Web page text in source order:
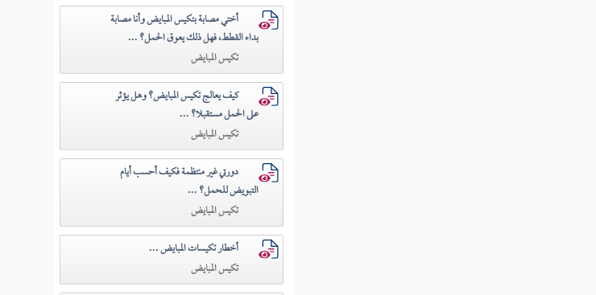
أختي مصابة بتكيس المبايض وأنا مصابة
بداء القطط، فهل ذلك يعوق الحمل؟ ...
تكيس المبايض
كيف يعالج تكيس المبايض؟ وهل يؤثر
على الحمل مستقبلا؟ ...
تكيس المبايض
دورتي غير منتظمة فكيف أحسب أيام
التبويض للحمل؟ ...
تكيس المبايض
أخطار تكيسات المبايض ...
تكيس المبايض